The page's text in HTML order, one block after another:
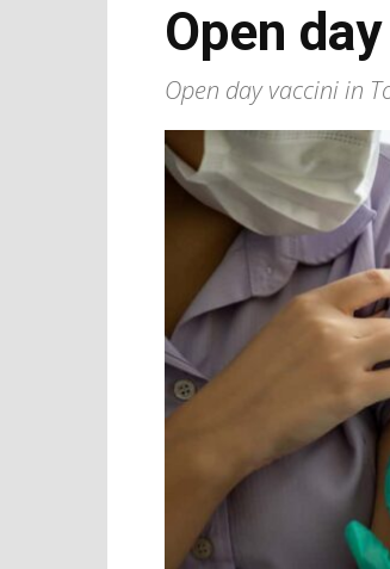
Open
Open day vaccini in